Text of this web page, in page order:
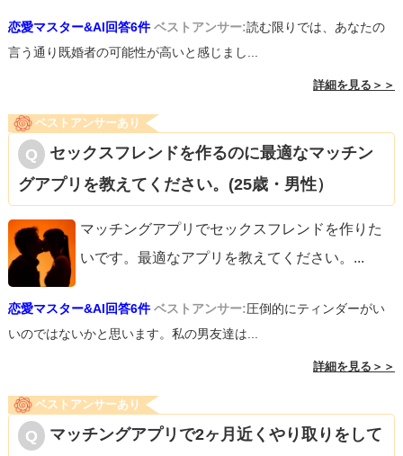
恋愛マスター&AI回答6件 ベストアンサー:読む限りでは、あなたの
言う通り既婚者の可能性が高いと感じまし...
詳細を見る＞＞
ベストアンサーあり
セックスフレンドを作るのに最適なマッチン
グアプリを教えてください。(25歳・男性）
マッチングアプリでセックスフレンドを作りた
いです。最適なアプリを教えてください。 ...
恋愛マスター&AI回答6件 ベストアンサー:圧倒的にティンダーがい
いのではないかと思います。私の男友達は...
詳細を見る＞＞
ベストアンサーあり
マッチングアプリで2ヶ月近くやり取りをして